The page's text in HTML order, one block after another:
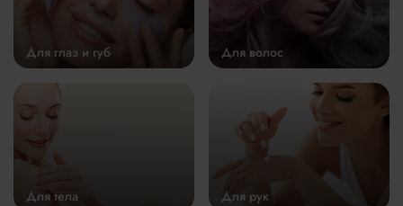
Для глаз и губ Для волос
Для тела Для рук